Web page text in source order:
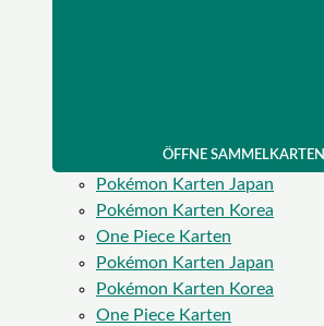
ÖFFNE SAMMELKARTEN
Pokémon Karten Japan
Pokémon Karten Korea
One Piece Karten
Pokémon Karten Japan
Pokémon Karten Korea
One Piece Karten